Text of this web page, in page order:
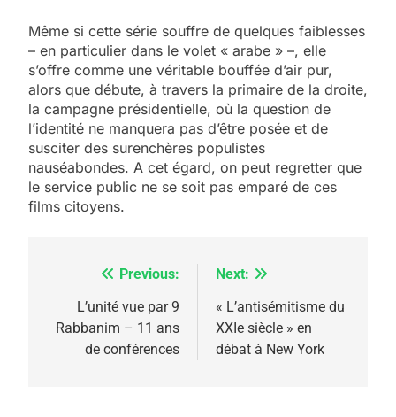
Même si cette série souffre de quelques faiblesses
– en particulier dans le volet « arabe » –, elle
s’offre comme une véritable bouffée d’air pur,
alors que débute, à travers la primaire de la droite,
la campagne présidentielle, où la question de
l’identité ne manquera pas d’être posée et de
susciter des surenchères populistes
nauséabondes. A cet égard, on peut regretter que
le service public ne se soit pas emparé de ces
films citoyens.
Navigation
l’article
Previous:
L’unité vue par 9
Rabbanim – 11 ans
de conférences
Next:
« L’antisémitisme du
XXIe siècle » en
débat à New York